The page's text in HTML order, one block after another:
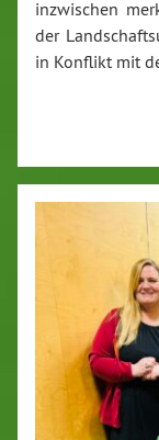
inzwischen
der
in Konflikt mit